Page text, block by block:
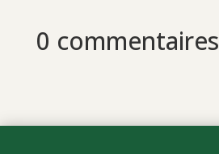
0 commentaires